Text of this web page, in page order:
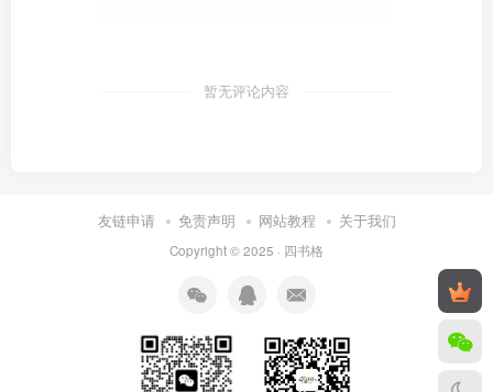
暂无评论内容
友链申请 免责声明 网站教程 关于我们
Copyright © 2025 · 四书格